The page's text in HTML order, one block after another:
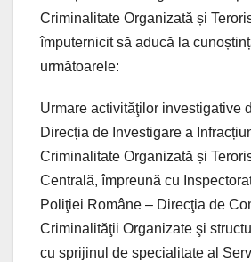
Criminalitate Organizată și
împuternicit să aducă la
următoarele:
Urmare activităţilor investigative
Direcția de Investigare a
Criminalitate Organizată și
Centrală, împreună cu
Poliţiei Române – Direcţia de
Criminalităţii Organizate şi
cu sprijinul de specialitate al